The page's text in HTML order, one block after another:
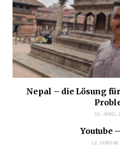
Nepal – die Lösung
26. APRIL
Youtube
12.